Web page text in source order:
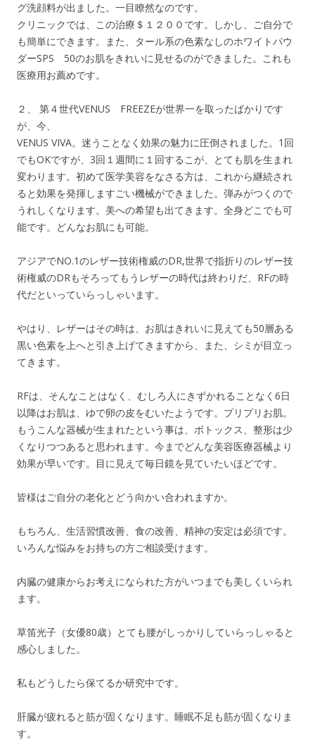
グ洗顔料が出ました。一目瞭然なのです。
クリニックでは、この治療＄１２００です。しかし、ご自分で
も簡単にできます。また、タール系の色素なしのホワイトパウ
ダーSPS 50のお肌をきれいに見せるのができました。これも
医療用お薦めです。
２、 第４世代VENUS FREEZEが世界一を取ったばかりです
が、今、
VENUS VIVA。迷うことなく効果の魅力に圧倒されました。1回
でもOKですが、3回１週間に１回するこが、とても肌を生まれ
変わります。初めて医学美容をなさる方は、これから継続され
ると効果を発揮しますごい機械ができました。弾みがつくので
うれしくなります。美への希望も出てきます。全身どこでも可
能です。どんなお肌にも可能。
アジアでNO.1のレザー技術権威のDR,世界で指折りのレザー技
術権威のDRもそろってもうレザーの時代は終わりだ、RFの時
代だといっていらっしゃいます。
やはり、レザーはその時は、お肌はきれいに見えても50層ある
黒い色素を上へと引き上げてきますから、また、シミが目立っ
てきます。
RFは、そんなことはなく、むしろ人にきずかれることなく6日
以降はお肌は、ゆで卵の皮をむいたようです。プリプリお肌。
もうこんな器械が生まれたという事は、ボトックス、整形は少
くなりつつあると思われます。今までどんな美容医療器械より
効果が早いです。目に見えて毎日鏡を見ていたいほどです。
皆様はご自分の老化とどう向かい合われますか。
もちろん、生活習慣改善、食の改善、精神の安定は必須です。
いろんな悩みをお持ちの方ご相談受けます。
内臓の健康からお考えになられた方がいつまでも美しくいられ
ます。
草笛光子（女優80歳）とても腰がしっかりしていらっしゃると
感心しました。
私もどうしたら保てるか研究中です。
肝臓が疲れると筋が固くなります。睡眠不足も筋が固くなりま
す。